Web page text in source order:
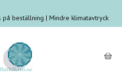
på beställning | Mindre klimatavtryck